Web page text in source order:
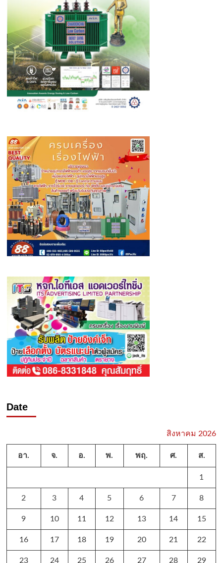
Date
สิงหาคม 2026
อา. จ. อ. พ. พฤ. ศ. ส.
1
2 3 4 5 6 7 8
9 10 11 12 13 14 15
16 17 18 19 20 21 22
23 24 25 26 27 28 29